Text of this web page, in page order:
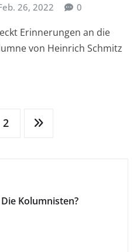
26, 2022 0
Erinnerungen an die
von Heinrich Schmitz
2
Kolumnisten?